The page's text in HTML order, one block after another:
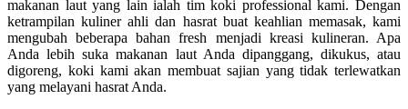
makanan laut yang lain ialah tim koki professional kami. Dengan
ketrampilan kuliner ahli dan hasrat buat keahlian memasak, kami
mengubah beberapa bahan fresh menjadi kreasi kulineran. Apa
Anda lebih suka makanan laut Anda dipanggang, dikukus, atau
digoreng, koki kami akan membuat sajian yang tidak terlewatkan
yang melayani hasrat Anda.